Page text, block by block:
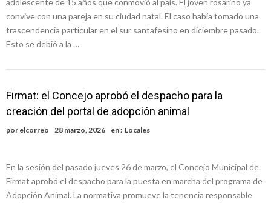
adultos mayores
Colecta solidaria de juguetes en Firmat para el EPI y el Hospital
Vilela
adolescente de 15 años que conmovió al país. El joven rosarino ya
convive con una pareja en su ciudad natal. El caso había tomado una
trascendencia particular en el sur santafesino en diciembre pasado.
Esto se debió a la …
Firmat: el Concejo aprobó el despacho para la
creación del portal de adopción animal
por elcorreo 28 marzo, 2026 en : Locales
En la sesión del pasado jueves 26 de marzo, el Concejo Municipal de
Firmat aprobó el despacho para la puesta en marcha del programa de
Adopción Animal. La normativa promueve la tenencia responsable